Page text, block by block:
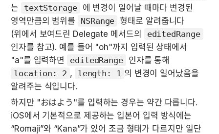
는
textStorage
에 변경이 일어날 때마다 변경된
영역만큼의 범위를
NSRange 형태로 알려줍니다
(위에서 보여드린 Delegate 메서드의
editedRange
인자를 참고). 예를 들어 "oh"까지 입력된 상태에서
"a"를 입력하면
editedRange
location: 2 , length: 1 의 변경이 일어났음을
알려주는 식입니다.
하지만 "おはよう"를 입력하는 경우는 약간 다릅니다.
iOS에서 기본적으로 제공하는 입본어 입력 방식에는
“Romaji”와 “Kana”가 있어 조금 형태가 다르지만 일단